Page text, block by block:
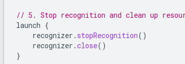
// 5. Stop recognition and clean up
launch {
recognizer . stopRecognition()
recognizer .close()
}